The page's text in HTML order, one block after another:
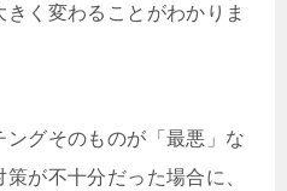
く変わることがわかりま
グそのものが「最悪」な
が不十分だった場合に、